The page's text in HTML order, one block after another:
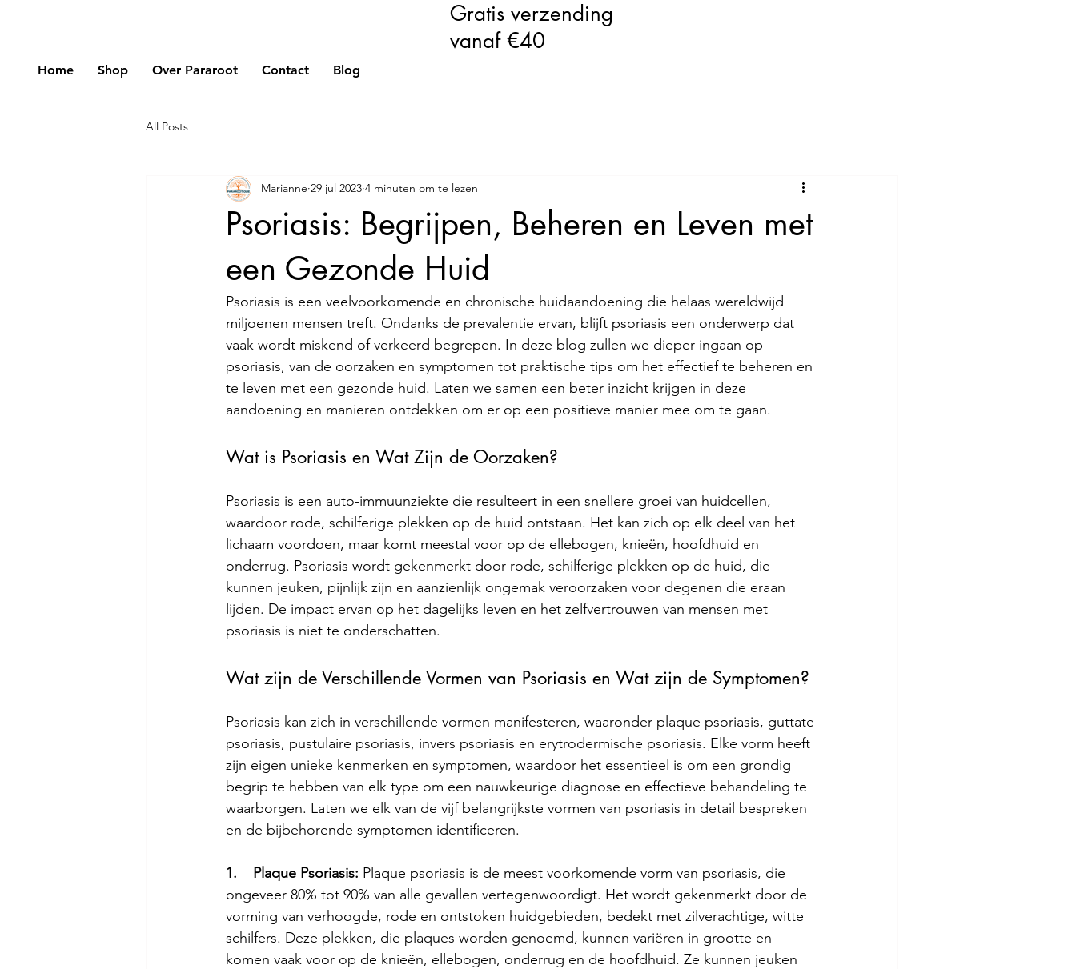
Home Shop Over Pararoot Contact Blog
Gratis verzending
vanaf €40
All Posts
Psoriasis: Begrijpen, Beheren en Leven met
een Gezonde Huid
Marianne 29 jul 2023 4 minuten om te lezen
Psoriasis is een veelvoorkomende en chronische huidaandoening die helaas wereldwijd
miljoenen mensen treft. Ondanks de prevalentie ervan, blijft psoriasis een onderwerp dat
vaak wordt miskend of verkeerd begrepen. In deze blog zullen we dieper ingaan op
psoriasis, van de oorzaken en symptomen tot praktische tips om het effectief te beheren en
te leven met een gezonde huid. Laten we samen een beter inzicht krijgen in deze
aandoening en manieren ontdekken om er op een positieve manier mee om te gaan.
Wat is Psoriasis en Wat Zijn de Oorzaken?
Psoriasis is een auto-immuunziekte die resulteert in een snellere groei van huidcellen,
waardoor rode, schilferige plekken op de huid ontstaan. Het kan zich op elk deel van het
lichaam voordoen, maar komt meestal voor op de ellebogen, knieën, hoofdhuid en
onderrug. Psoriasis wordt gekenmerkt door rode, schilferige plekken op de huid, die
kunnen jeuken, pijnlijk zijn en aanzienlijk ongemak veroorzaken voor degenen die eraan
lijden. De impact ervan op het dagelijks leven en het zelfvertrouwen van mensen met
psoriasis is niet te onderschatten.
Wat zijn de Verschillende Vormen van Psoriasis en Wat zijn de Symptomen?
Psoriasis kan zich in verschillende vormen manifesteren, waaronder plaque psoriasis, guttate
psoriasis, pustulaire psoriasis, invers psoriasis en erytrodermische psoriasis. Elke vorm heeft
zijn eigen unieke kenmerken en symptomen, waardoor het essentieel is om een grondig
begrip te hebben van elk type om een nauwkeurige diagnose en effectieve behandeling te
waarborgen. Laten we elk van de vijf belangrijkste vormen van psoriasis in detail bespreken
en de bijbehorende symptomen identificeren.
1.    Plaque Psoriasis: Plaque psoriasis is de meest voorkomende vorm van psoriasis, die
ongeveer 80% tot 90% van alle gevallen vertegenwoordigt. Het wordt gekenmerkt door de
vorming van verhoogde, rode en ontstoken huidgebieden, bedekt met zilverachtige, witte
schilfers. Deze plekken, die plaques worden genoemd, kunnen variëren in grootte en
komen vaak voor op de knieën, ellebogen, onderrug en de hoofdhuid. Ze kunnen jeuken